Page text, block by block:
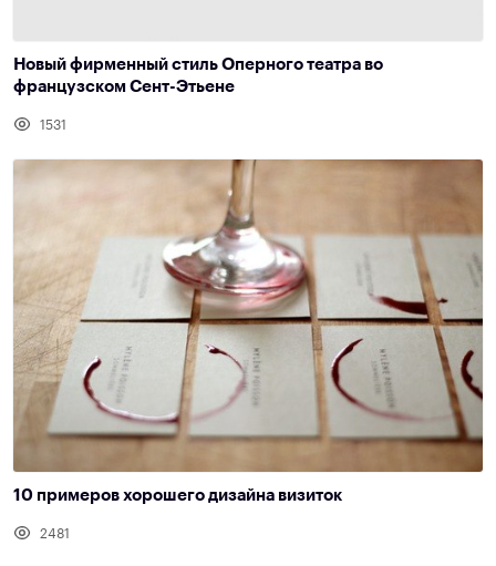
Новый фирменный стиль Оперного театра во
французском Сент-Этьене
1531
10 примеров хорошего дизайна визиток
2481